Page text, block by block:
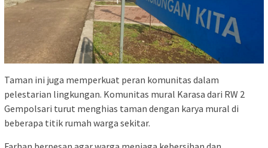
Taman ini juga memperkuat peran komunitas dalam
pelestarian lingkungan. Komunitas mural Karasa dari RW 2
Gempolsari turut menghias taman dengan karya mural di
beberapa titik rumah warga sekitar.